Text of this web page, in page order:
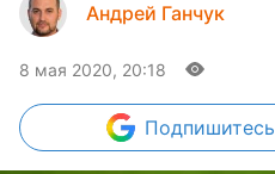
Андрей Ганчук
8 мая 2020, 20:18
Подпишитесь